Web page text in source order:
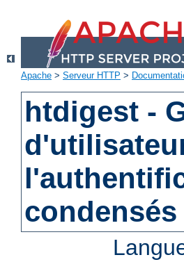
Apache > Serveur HTTP >
htdigest -
condensés